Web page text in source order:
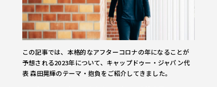
この記事では、本格的なアフターコロナの年になることが
予想される2023年について、キャップドゥー・ジャパン代
表 森田晃輝のテーマ・抱負をご紹介してきました。